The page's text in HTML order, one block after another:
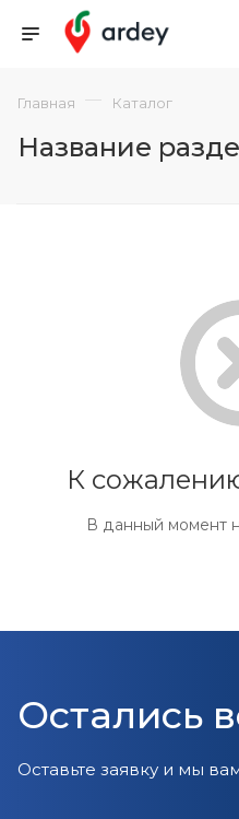
Главная — Каталог
Название
К
В данный момент
Остались
Оставьте заявку и мы